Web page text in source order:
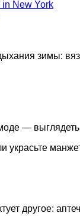
зимы:
—
украсьте
другое: